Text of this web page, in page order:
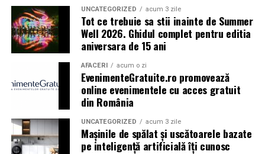
mea”este distribuit de T.R.I.B.E. Films.
TRAILER:https://bit.ly/InPieleaMea
Site oficial:inpieleamea.ro
Mai multe detalii, imagini de la filmări, fragmente din
film, declarații din partea actorilor și informații despre
concursuri sunt disponibile pe paginile social media ale
filmului deFacebook,Instagram,TikTok
Adrian Pădurețu semnează imaginea filmului. De sunet
UNCATEGORIZED acum 3 zile
Tot ce trebuie sa stii inainte de Summer
Well 2026. Ghidul complet pentru editia
aniversara de 15 ani
AFACERI acum o zi
EvenimenteGratuite.ro promovează
online evenimentele cu acces gratuit
din România
UNCATEGORIZED acum 3 zile
Mașinile de spălat și uscătoarele bazate
pe inteligență artificială îți cunosc